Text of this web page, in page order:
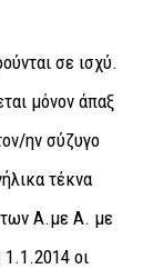
σε ισχύ.
μόνον άπαξ
ην σύζυγο
τέκνα
των Α.με Α. με
οι